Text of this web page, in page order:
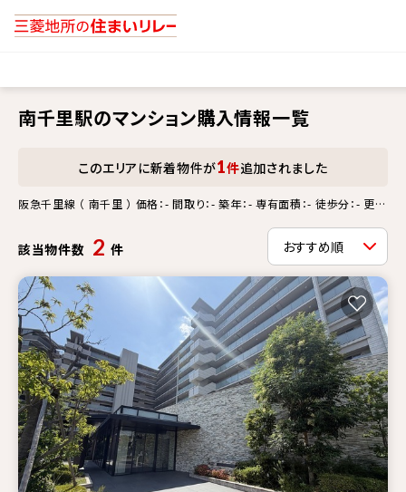
南千里駅のマンション購入情報一覧
このエリアに新着物件が1件追加されました
阪急千里線 （ 南千里 ） 価格：- 間取り：- 築年：- 専有面積：- 徒歩分：- 更新
該当物件数 2 件